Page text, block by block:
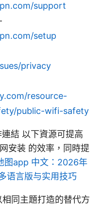
support
setup
privacy
resource-
public-wifi-safety
結 以下資源可提高
安装 的效率，同時提
图app 中文：2026年
语言版与实用技巧
同主題打造的替代方